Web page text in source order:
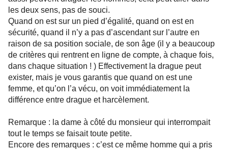
les deux sens, pas de souci.
Quand on est sur un pied d’égalité, quand on est en
sécurité, quand il n’y a pas d’ascendant sur l’autre en
raison de sa position sociale, de son âge (il y a beaucoup
de critères qui rentrent en ligne de compte, à chaque fois,
dans chaque situation ! ) Effectivement la drague peut
exister, mais je vous garantis que quand on est une
femme, et qu’on l’a vécu, on voit immédiatement la
différence entre drague et harcèlement.
Remarque : la dame à côté du monsieur qui interrompait
tout le temps se faisait toute petite.
Encore des remarques : c’est ce même homme qui a pris